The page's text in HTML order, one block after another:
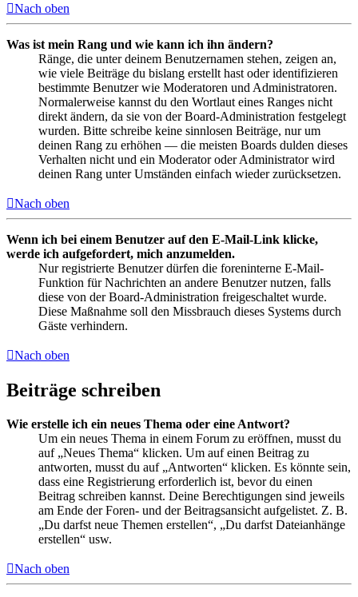
Nach oben
Was ist mein Rang und wie kann ich ihn ändern?
Ränge, die unter deinem Benutzernamen stehen, zeigen an,
wie viele Beiträge du bislang erstellt hast oder identifizieren
bestimmte Benutzer wie Moderatoren und Administratoren.
Normalerweise kannst du den Wortlaut eines Ranges nicht
direkt ändern, da sie von der Board-Administration festgelegt
wurden. Bitte schreibe keine sinnlosen Beiträge, nur um
deinen Rang zu erhöhen — die meisten Boards dulden dieses
Verhalten nicht und ein Moderator oder Administrator wird
deinen Rang unter Umständen einfach wieder zurücksetzen.
Nach oben
Wenn ich bei einem Benutzer auf den E-Mail-Link klicke,
werde ich aufgefordert, mich anzumelden.
Nur registrierte Benutzer dürfen die foreninterne E-Mail-
Funktion für Nachrichten an andere Benutzer nutzen, falls
diese von der Board-Administration freigeschaltet wurde.
Diese Maßnahme soll den Missbrauch dieses Systems durch
Gäste verhindern.
Nach oben
Beiträge schreiben
Wie erstelle ich ein neues Thema oder eine Antwort?
Um ein neues Thema in einem Forum zu eröffnen, musst du
auf „Neues Thema“ klicken. Um auf einen Beitrag zu
antworten, musst du auf „Antworten“ klicken. Es könnte sein,
dass eine Registrierung erforderlich ist, bevor du einen
Beitrag schreiben kannst. Deine Berechtigungen sind jeweils
am Ende der Foren- und der Beitragsansicht aufgelistet. Z. B.
„Du darfst neue Themen erstellen“, „Du darfst Dateianhänge
erstellen“ usw.
Nach oben